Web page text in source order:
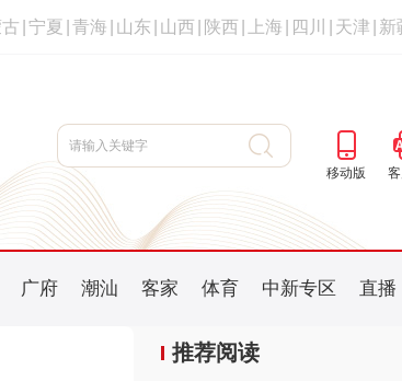
宁夏 青海 山东 山西 陕西 上海 四川 天津 新
移动版
广府 潮汕 客家 体育 中新专区 直播
推荐阅读